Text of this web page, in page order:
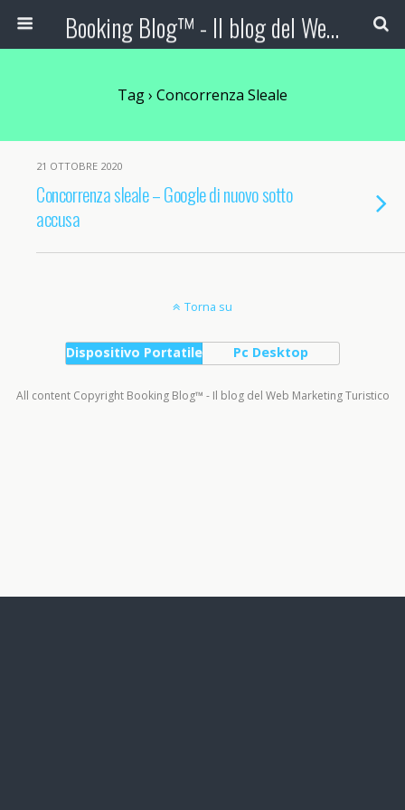
Booking Blog™ - Il blog del Web Marketing Turistico
Tag › Concorrenza Sleale
21 OTTOBRE 2020
Concorrenza sleale – Google di nuovo sotto
accusa
Torna su
Dispositivo Portatile Pc Desktop
All content Copyright Booking Blog™ - Il blog del Web Marketing Turistico